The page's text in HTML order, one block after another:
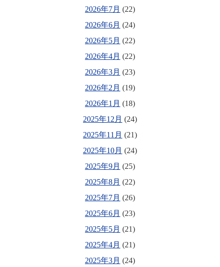
2026年7月 (22)
2026年6月 (24)
2026年5月 (22)
2026年4月 (22)
2026年3月 (23)
2026年2月 (19)
2026年1月 (18)
2025年12月 (24)
2025年11月 (21)
2025年10月 (24)
2025年9月 (25)
2025年8月 (22)
2025年7月 (26)
2025年6月 (23)
2025年5月 (21)
2025年4月 (21)
2025年3月 (24)